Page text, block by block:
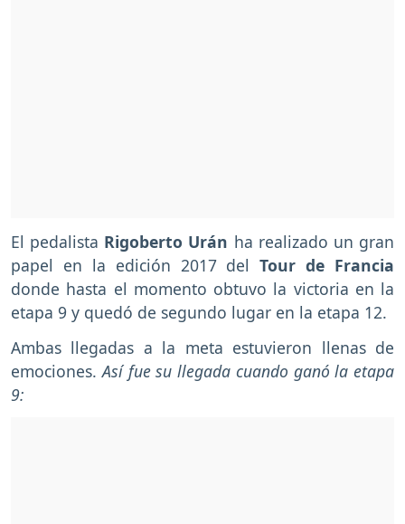
El pedalista Rigoberto Urán ha realizado un gran
papel en la edición 2017 del Tour de Francia
donde hasta el momento obtuvo la victoria en la
etapa 9 y quedó de segundo lugar en la etapa 12.
Ambas llegadas a la meta estuvieron llenas de
emociones.Así fue su llegada cuando ganó la etapa
9: